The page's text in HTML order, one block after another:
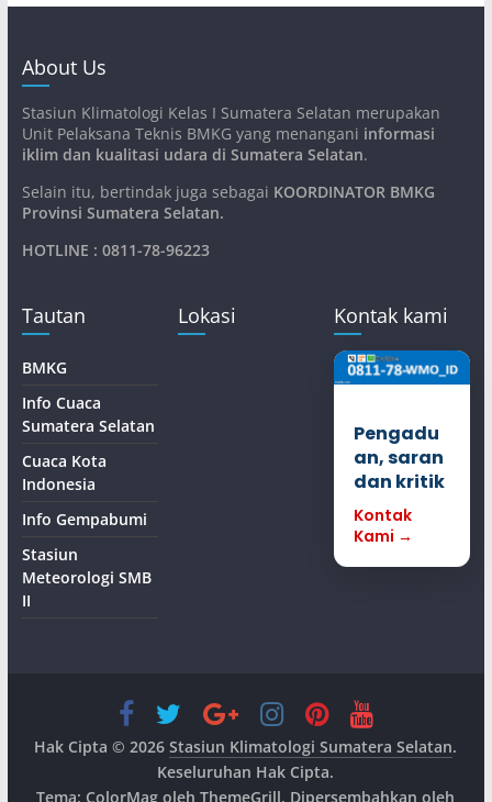
About Us
Stasiun Klimatologi Kelas I Sumatera Selatan merupakan
Unit Pelaksana Teknis BMKG yang menangani informasi
iklim dan kualitasi udara di Sumatera Selatan.
Selain itu, bertindak juga sebagai KOORDINATOR BMKG
Provinsi Sumatera Selatan.
HOTLINE : 0811-78-96223
Tautan
BMKG
Info Cuaca
Sumatera Selatan
Cuaca Kota
Indonesia
Info Gempabumi
Stasiun
Meteorologi SMB
II
Lokasi Kontak kami
Pengadu
an, saran
dan kritik
Kontak
Kami →
Hak Cipta © 2026Stasiun Klimatologi Sumatera Selatan.
Keseluruhan Hak Cipta.
Tema: ColorMag oleh ThemeGrill. Dipersembahkan oleh